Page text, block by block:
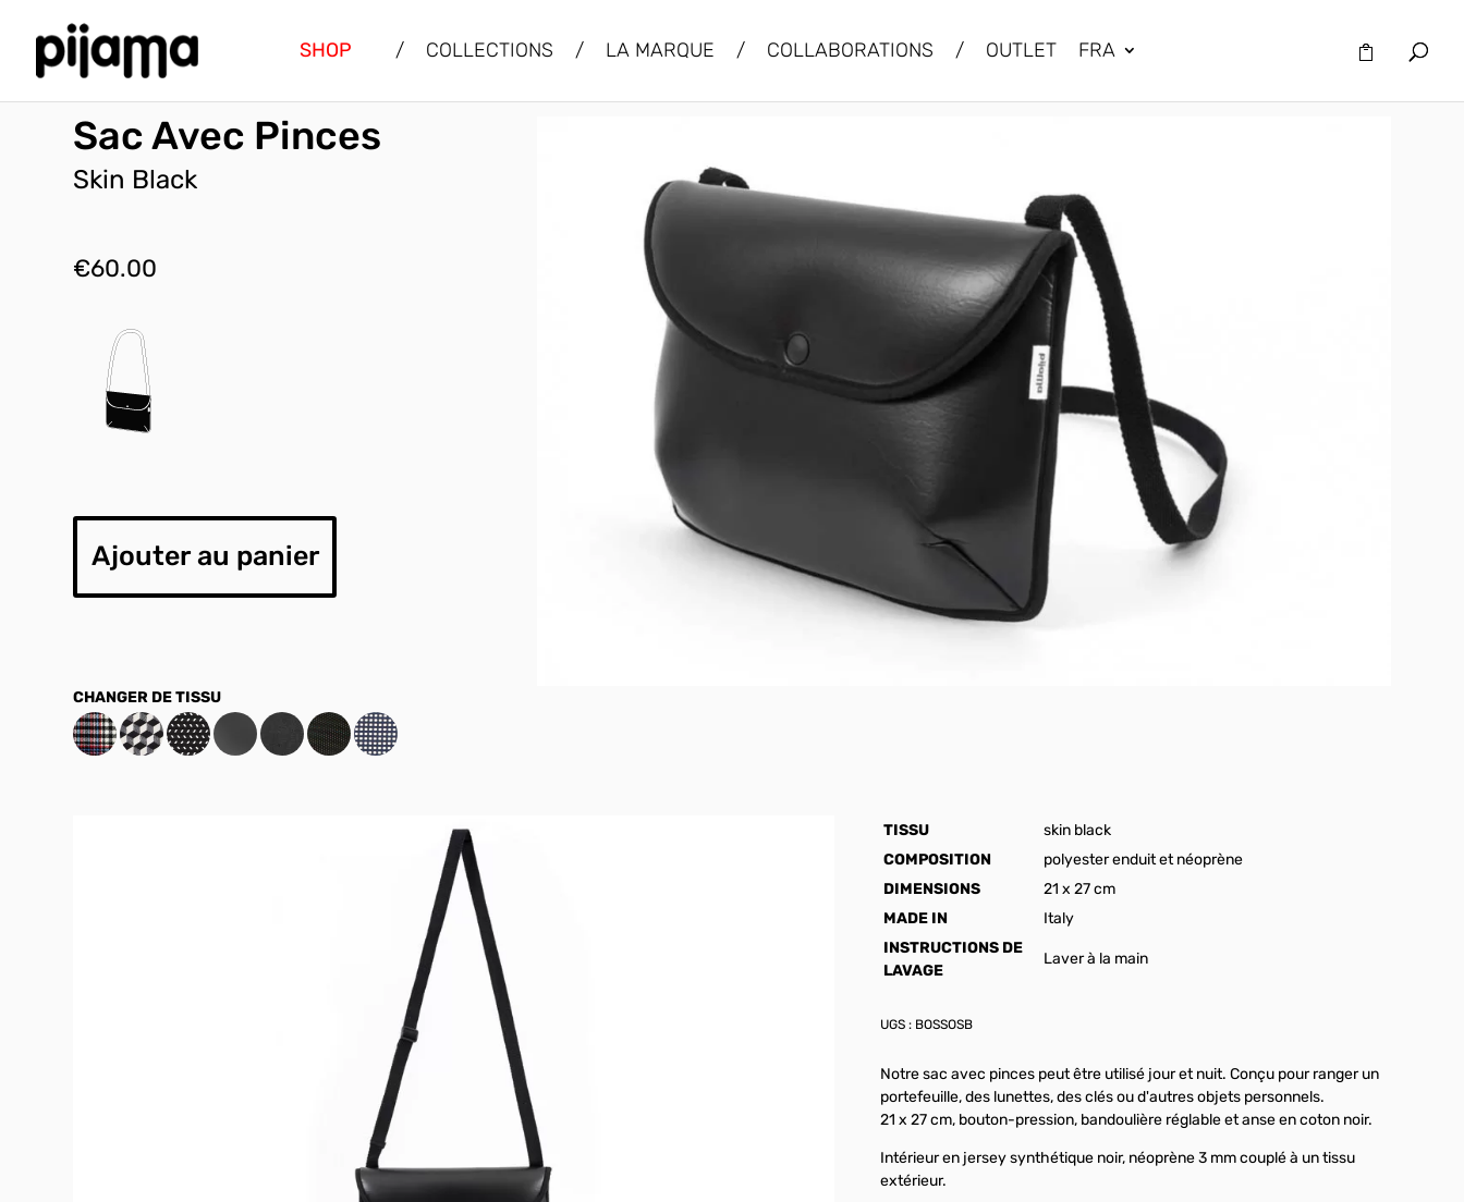
SHOP / COLLECTIONS / LA MARQUE / COLLABORATIONS / OUTLET FRA
Sac Avec Pinces
Skin Black
€60.00
Ajouter au panier
TISSU
skin black
COMPOSITION
polyester enduit et néoprène
DIMENSIONS
21 x 27 cm
MADE IN
Italy
INSTRUCTIONS DE
LAVAGE
Laver à la main
UGS : BOSSOSB
Notre sac avec pinces peut être utilisé jour et nuit. Conçu pour ranger un
portefeuille, des lunettes, des clés ou d'autres objets personnels.
21 x 27 cm, bouton-pression, bandoulière réglable et anse en coton noir.
Intérieur en jersey synthétique noir, néoprène 3 mm couplé à un tissu
extérieur.